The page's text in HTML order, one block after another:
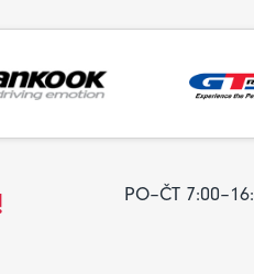
PO–ČT